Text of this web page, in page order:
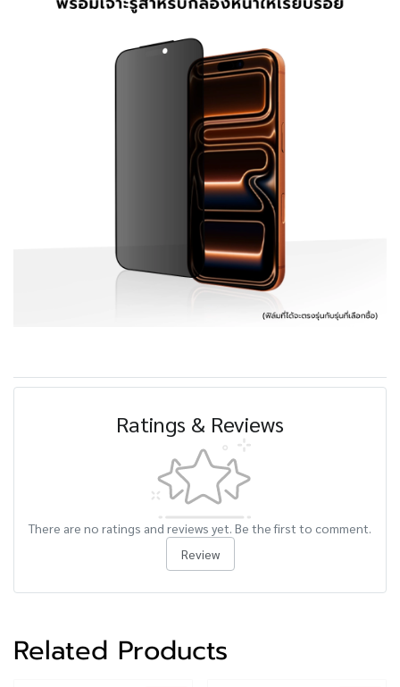
Ratings & Reviews
There are no ratings and reviews yet. Be the first to comment.
Review
Related Products